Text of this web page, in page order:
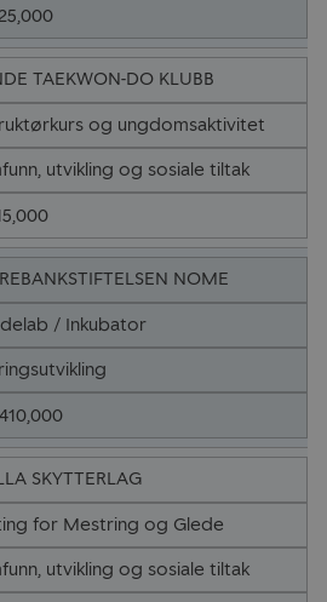
TAEKWON-DO KLUBB
og ungdomsaktivitet
utvikling og sosiale tiltak
NOME
/ Inkubator
SKYTTERLAG
for Mestring og Glede
utvikling og sosiale tiltak